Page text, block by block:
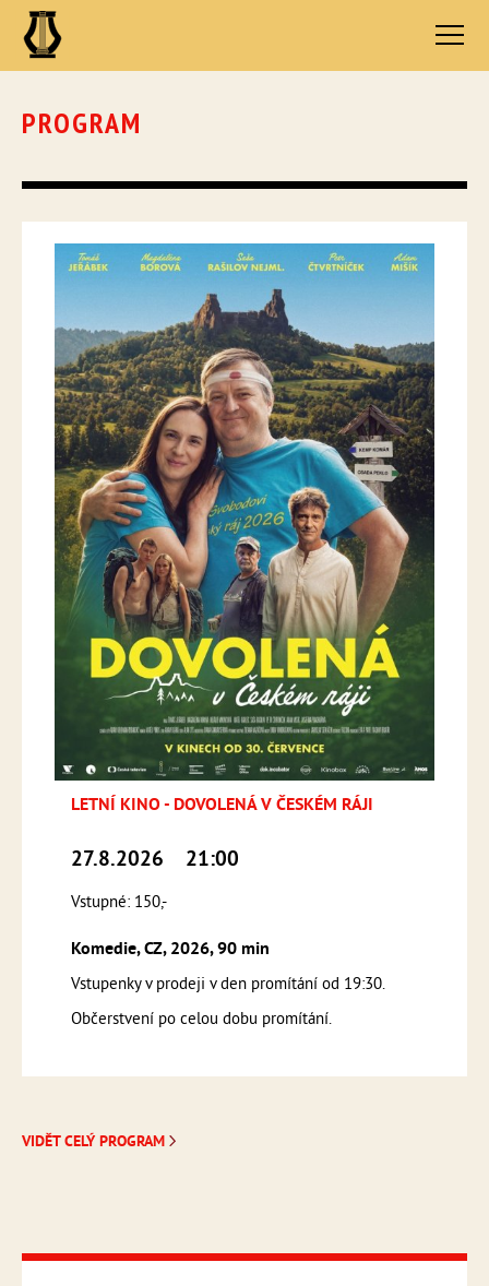
PROGRAM
LETNÍ KINO - DOVOLENÁ V ČESKÉM RÁJI
27.8.2026 21:00
Vstupné: 150,-
Komedie, CZ, 2026, 90 min
Vstupenky v prodeji v den promítání od 19:30.
Občerstvení po celou dobu promítání.
VIDĚT CELÝ PROGRAM